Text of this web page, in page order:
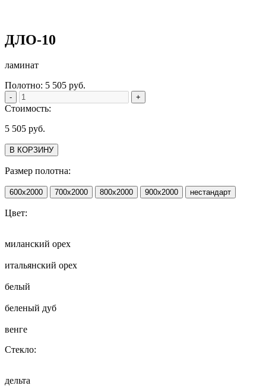
ДЛО-10
ламинат
Полотно: 5 505 руб.
- +
Стоимость:
5 505 руб.
В КОРЗИНУ
Размер полотна:
600х2000 700х2000 800х2000 900х2000 нестандарт
Цвет:
миланский орех
итальянский орех
белый
беленый дуб
венге
Стекло:
дельта